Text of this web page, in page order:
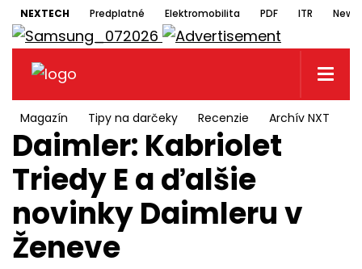
NEXTECH Predplatné Elektromobilita PDF ITR
Magazín Tipy na darčeky Recenzie Archív NXT
Daimler: Kabriolet
Triedy E a ďalšie
novinky Daimleru v
Ženeve